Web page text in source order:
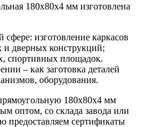
180х80х4 мм изготовлена
изготовление каркасов
дверных конструкций;
спортивных площадок.
– как заготовка деталей
оборудования.
180х80х4 мм
оптом, со склада завода или
предоставляем сертификаты